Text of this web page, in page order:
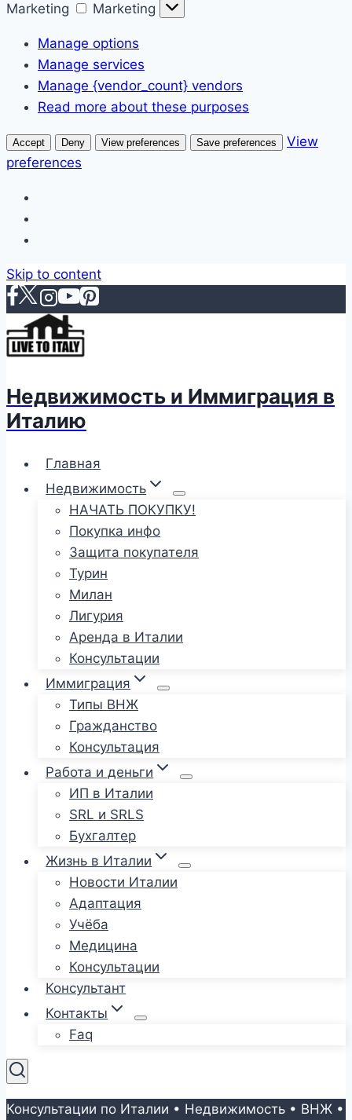
Marketing
Marketing
Manage options
Manage services
Manage {vendor_count} vendors
Read more about these purposes
Accept Deny View preferences Save preferences
View
preferences
Skip to content
Недвижимость и Иммиграция в
Италию
Главная
Недвижимость
НАЧАТЬ ПОКУПКУ!
Покупка инфо
Защита покупателя
Турин
Милан
Лигурия
Аренда в Италии
Консультации
Иммиграция
Типы ВНЖ
Гражданство
Консультация
Работа и деньги
ИП в Италии
SRL и SRLS
Бухгалтер
Жизнь в Италии
Новости Италии
Адаптация
Учёба
Медицина
Консультации
Консультант
Контакты
Faq
Консультации по Италии • Недвижимость • ВНЖ •